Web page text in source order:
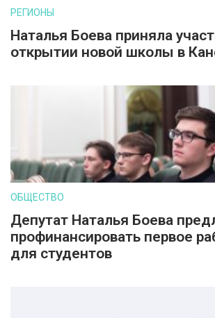
РЕГИОНЫ
Наталья Боева приняла
открытии новой школы в
ОБЩЕСТВО
Депутат Наталья Боева
профинансировать первое
для студентов